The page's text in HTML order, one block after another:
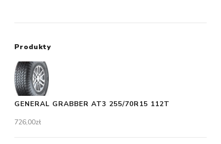
Produkty
GENERAL GRABBER AT3 255/70R15 112T
726,00zł